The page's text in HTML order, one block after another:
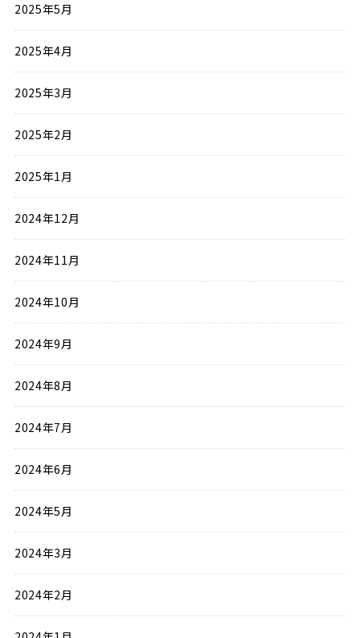
2025年5月
2025年4月
2025年3月
2025年2月
2025年1月
2024年12月
2024年11月
2024年10月
2024年9月
2024年8月
2024年7月
2024年6月
2024年5月
2024年3月
2024年2月